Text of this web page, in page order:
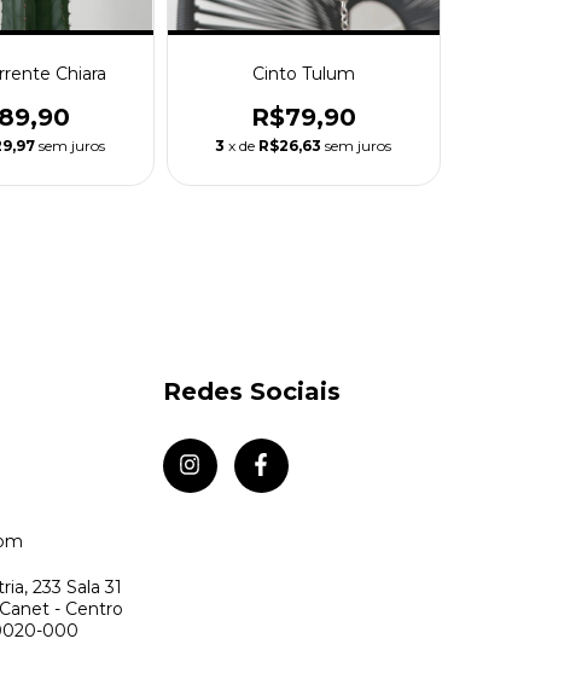
Chiara
sem juros
Cinto Tulum
R$79,90
3 x de R$26,63 sem juros
233 Sala 31
- Centro
000
Redes Sociais